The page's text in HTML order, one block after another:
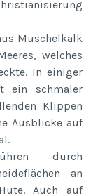
Muschelkalk
welches
In einiger
ein schmaler
Klippen
Ausblicke auf
durch
an
Auch auf